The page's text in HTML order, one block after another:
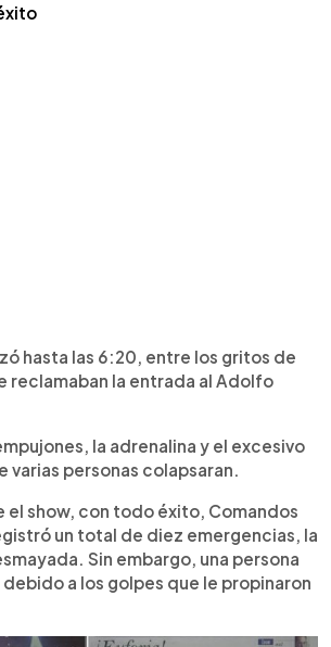
hasta las 6:20, entre los gritos de
reclamaban la entrada al Adolfo
la adrenalina y el excesivo
varias personas colapsaran.
el show, con todo éxito, Comandos
un total de diez emergencias, la
Sin embargo, una persona
a los golpes que le propinaron